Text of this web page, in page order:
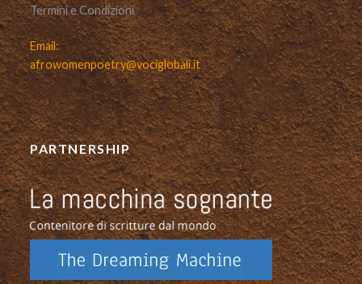
Termini e Condizioni
Email:
afrowomenpoetry@vociglobali.it
PARTNERSHIP